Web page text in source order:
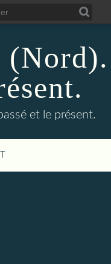
et le présent.